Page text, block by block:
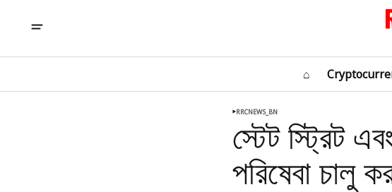
⌂
RRCNEWS_BN
স্টেট স্ট্রিট
পরিষেবা চালু